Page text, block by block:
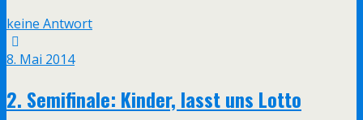
keine Antwort
8. Mai 2014
2. Semifinale: Kinder, lasst uns Lotto